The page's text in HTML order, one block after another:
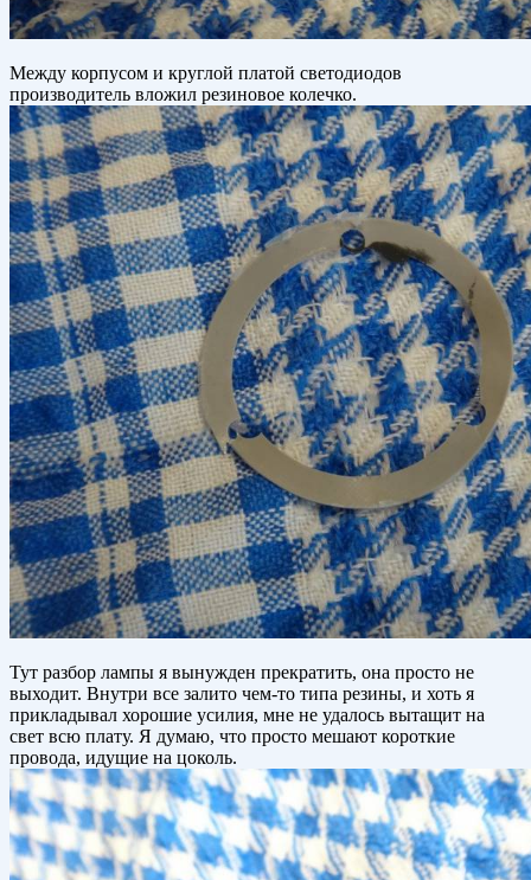
Между корпусом и круглой платой светодиодов
производитель вложил резиновое колечко.
Тут разбор лампы я вынужден прекратить, она просто не
выходит. Внутри все залито чем-то типа резины, и хоть я
прикладывал хорошие усилия, мне не удалось вытащит на
свет всю плату. Я думаю, что просто мешают короткие
провода, идущие на цоколь.